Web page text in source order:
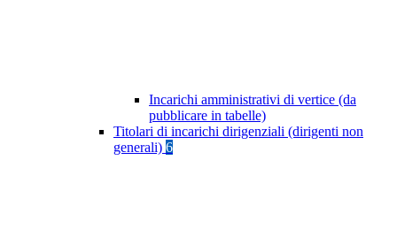
Incarichi amministrativi di vertice (da
pubblicare in tabelle)
Titolari di incarichi dirigenziali (dirigenti non
generali) 6